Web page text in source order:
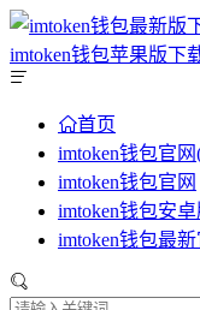
首页
imtoken钱包官
imtoken钱包官网
imtoken钱包安
imtoken钱包最